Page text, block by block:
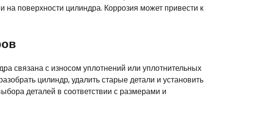
поверхности цилиндра. Коррозия может привести к
связана с износом уплотнений или уплотнительных
цилиндр, удалить старые детали и установить
деталей в соответствии с размерами и